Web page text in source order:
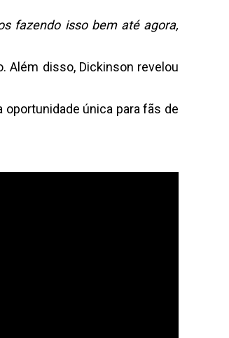
fazendo isso bem até agora,
Além disso, Dickinson revelou
única para fãs de